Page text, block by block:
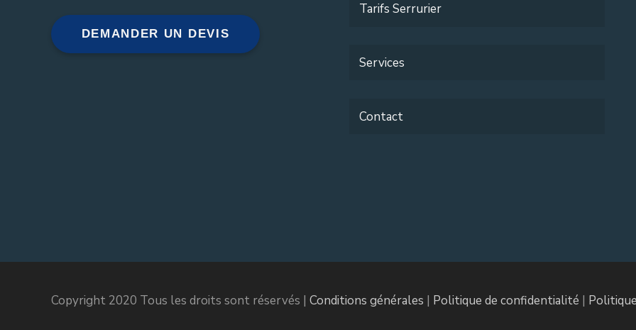
DEMANDER UN DEVIS
Tarifs Serrurier
Services
Contact
Copyright 2020 Tous les droits sont réservés | Conditions générales | Politique de confidentialité |